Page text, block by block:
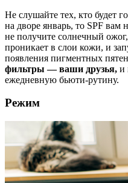
Не слушайте тех, кто будет
на дворе январь, то SPF
не получите солнечный
проникает в слои кожи, и
появления пигментных
фильтры — ваши друзья, и
ежедневную бьюти-рутину.
Режим